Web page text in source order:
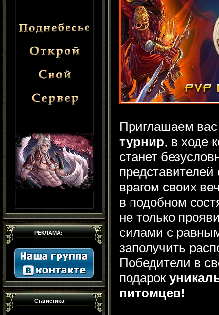
РЕКЛАМА:
Статистика
Приглашаем
турнир, в ходе
станет
представителей
врагом своих
в подобном
не только
силами с
заполучить
Победители в
подарок
питомцев!